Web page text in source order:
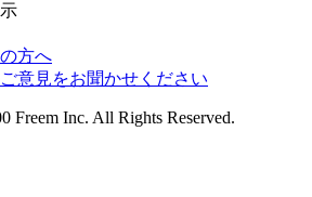
方へ
意見をお聞かせください
Freem Inc. All Rights Reserved.